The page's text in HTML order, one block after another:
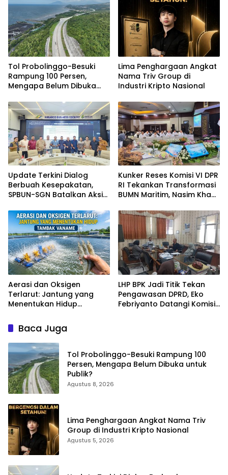
Tol Probolinggo-Besuki
Rampung 100 Persen,
Mengapa Belum Dibuka
Lima Penghargaan Angkat
Nama Triv Group di
Industri Kripto Nasional
Update Terkini Dialog
Berbuah Kesepakatan,
SPBUN-SGN Batalkan Aksi
Penuhi Sejumlah Aspirasi
Kunker Reses Komisi VI DPR
RI Tekankan Transformasi
BUMN Maritim, Nasim Khan
Laut
Aerasi dan Oksigen
Terlarut: Jantung yang
Menentukan Hidup
LHP BPK Jadi Titik Tekan
Pengawasan DPRD, Eko
Febriyanto Datangi Komisi
Baca Juga
Tol Probolinggo-Besuki Rampung 100
Persen, Mengapa Belum Dibuka untuk
Publik?
Agustus 8, 2026
Lima Penghargaan Angkat Nama Triv
Group di Industri Kripto Nasional
Agustus 5, 2026